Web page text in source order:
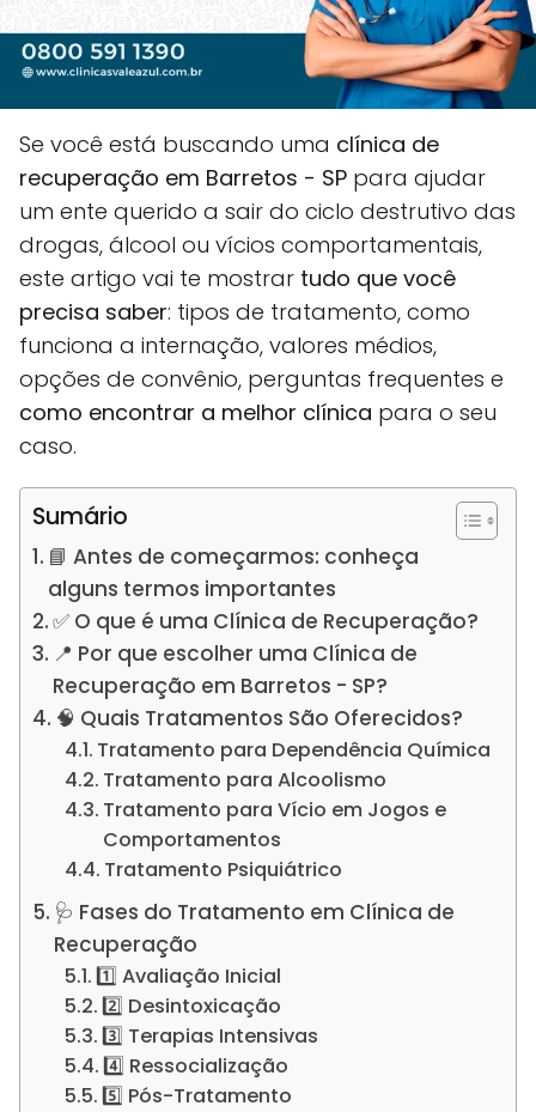
Se você está buscando uma clínica de
recuperação em Barretos - SP para ajudar
um ente querido a sair do ciclo destrutivo das
drogas, álcool ou vícios comportamentais,
este artigo vai te mostrar tudo que você
precisa saber: tipos de tratamento, como
funciona a internação, valores médios,
opções de convênio, perguntas frequentes e
como encontrar a melhor clínica para o seu
caso.
Sumário
📘 Antes de começarmos: conheça
alguns termos importantes
✅ O que é uma Clínica de Recuperação?
📍 Por que escolher uma Clínica de
Recuperação em Barretos - SP?
🧠 Quais Tratamentos São Oferecidos?
Tratamento para Dependência Química
Tratamento para Alcoolismo
Tratamento para Vício em Jogos e
Comportamentos
Tratamento Psiquiátrico
🩺 Fases do Tratamento em Clínica de
Recuperação
1️⃣ Avaliação Inicial
2️⃣ Desintoxicação
3️⃣ Terapias Intensivas
4️⃣ Ressocialização
5️⃣ Pós-Tratamento